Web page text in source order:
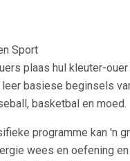
Sport
plaas hul kleuter-
basiese beginsels
basketbal en moed.
programme kan 'n
wees en oefening en